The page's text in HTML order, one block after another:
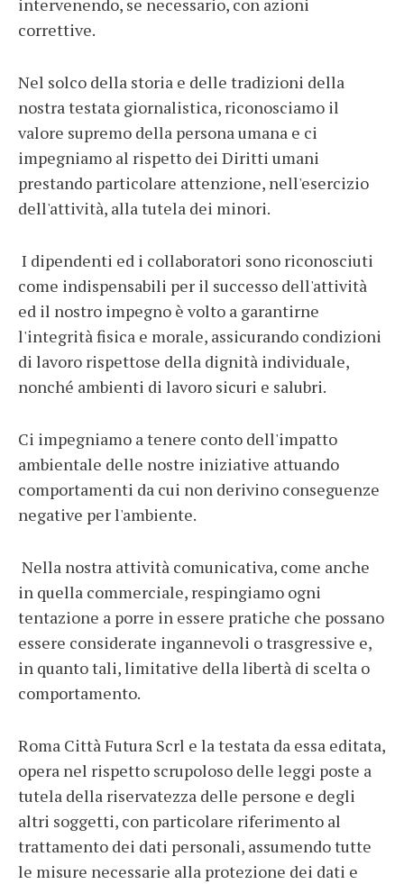
intervenendo, se necessario, con azioni
correttive.
Nel solco della storia e delle tradizioni della
nostra testata giornalistica, riconosciamo il
valore supremo della persona umana e ci
impegniamo al rispetto dei Diritti umani
prestando particolare attenzione, nell'esercizio
dell'attività, alla tutela dei minori.
I dipendenti ed i collaboratori sono riconosciuti
come indispensabili per il successo dell'attività
ed il nostro impegno è volto a garantirne
l'integrità fisica e morale, assicurando condizioni
di lavoro rispettose della dignità individuale,
nonché ambienti di lavoro sicuri e salubri.
Ci impegniamo a tenere conto dell'impatto
ambientale delle nostre iniziative attuando
comportamenti da cui non derivino conseguenze
negative per l'ambiente.
Nella nostra attività comunicativa, come anche
in quella commerciale, respingiamo ogni
tentazione a porre in essere pratiche che possano
essere considerate ingannevoli o trasgressive e,
in quanto tali, limitative della libertà di scelta o
comportamento.
Roma Città Futura Scrl e la testata da essa editata,
opera nel rispetto scrupoloso delle leggi poste a
tutela della riservatezza delle persone e degli
altri soggetti, con particolare riferimento al
trattamento dei dati personali, assumendo tutte
le misure necessarie alla protezione dei dati e